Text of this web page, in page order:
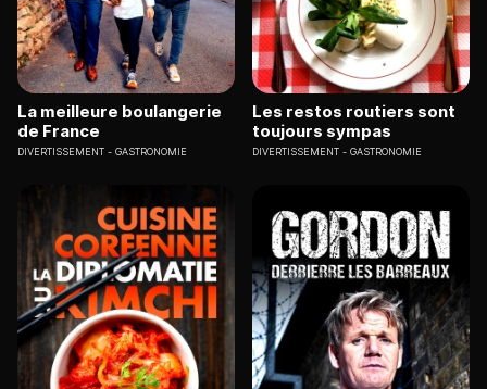
La meilleure boulangerie
de France
DIVERTISSEMENT GASTRONOMIE
Les restos routiers sont
toujours sympas
DIVERTISSEMENT GASTRONOMIE